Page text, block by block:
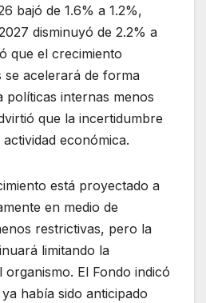
bajó de 1.6% a 1.2%,
disminuyó de 2.2% a
que el crecimiento
se acelerará de forma
políticas internas menos
que la incertidumbre
económica.
está proyectado a
en medio de
restrictivas, pero la
limitando la
organismo. El Fondo indicó
había sido anticipado